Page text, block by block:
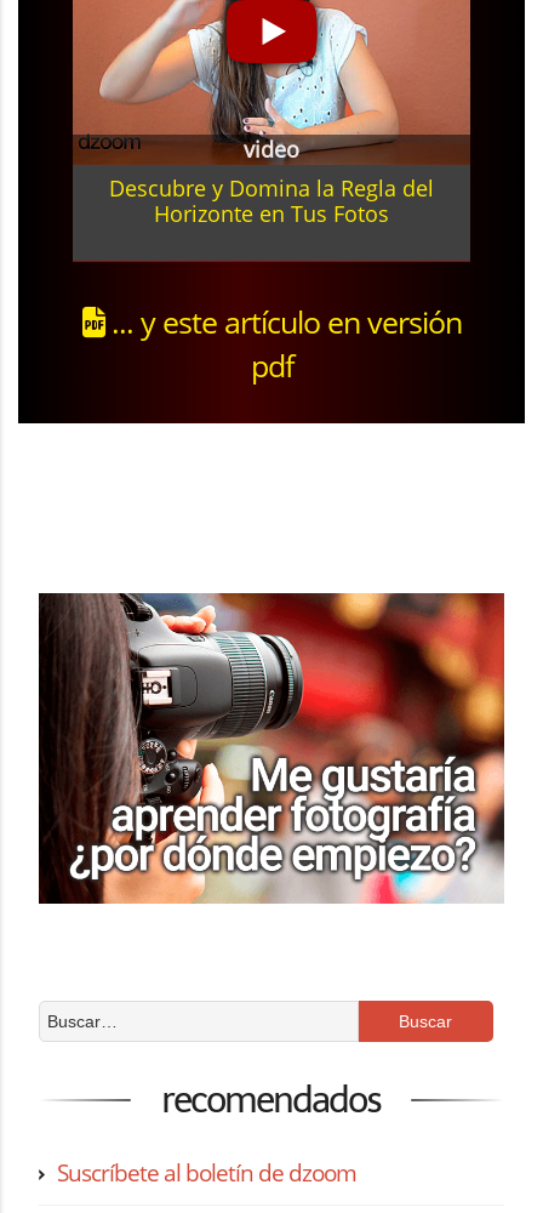
video
Descubre y Domina la Regla del
Horizonte en Tus Fotos
... y este artículo en versión
pdf
recomendados
Suscríbete al boletín de dzoom